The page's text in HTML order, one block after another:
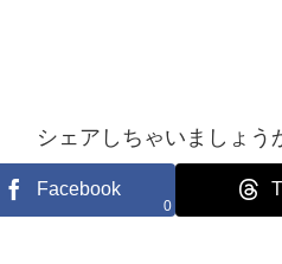
シェアしちゃいましょう
Facebook
0